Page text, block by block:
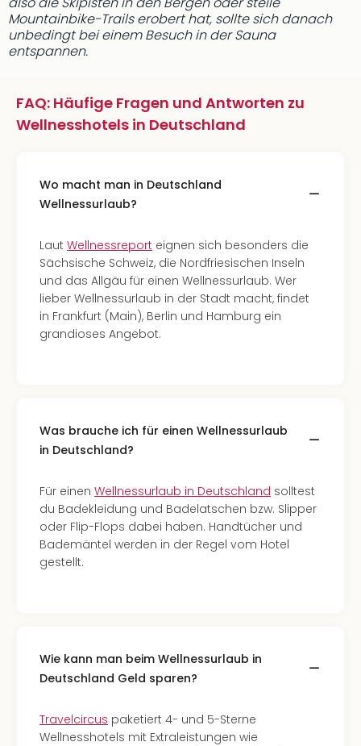
Mountainbike-Trails erobert hat, sollte sich danach
unbedingt bei einem Besuch in der Sauna
entspannen.
FAQ: Häufige Fragen und Antworten zu
Wellnesshotels in Deutschland
Wo macht man in Deutschland
Wellnessurlaub?
Laut Wellnessreport eignen sich besonders die
Sächsische Schweiz, die Nordfriesischen Inseln
und das Allgäu für einen Wellnessurlaub. Wer
lieber Wellnessurlaub in der Stadt macht, findet
in Frankfurt (Main), Berlin und Hamburg ein
grandioses Angebot.
Was brauche ich für einen Wellnessurlaub
in Deutschland?
Für einen Wellnessurlaub in Deutschland solltest
du Badekleidung und Badelatschen bzw. Slipper
oder Flip-Flops dabei haben. Handtücher und
Bademäntel werden in der Regel vom Hotel
gestellt.
Wie kann man beim Wellnessurlaub in
Deutschland Geld sparen?
Travelcircus paketiert 4- und 5-Sterne
Wellnesshotels mit Extraleistungen wie